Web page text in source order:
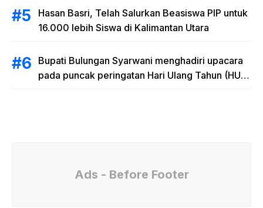
Hasan Basri, Telah Salurkan Beasiswa PIP untuk
16.000 lebih Siswa di Kalimantan Utara
Bupati Bulungan Syarwani menghadiri upacara
pada puncak peringatan Hari Ulang Tahun (HUT)
Ads - Before Footer